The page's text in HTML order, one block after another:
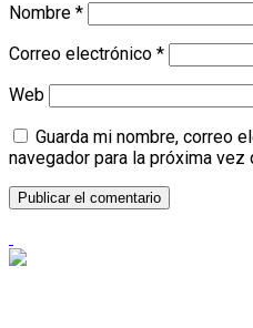
Nombre *
Correo electrónico *
Web
Guarda mi nombre, correo
navegador para la próxima vez